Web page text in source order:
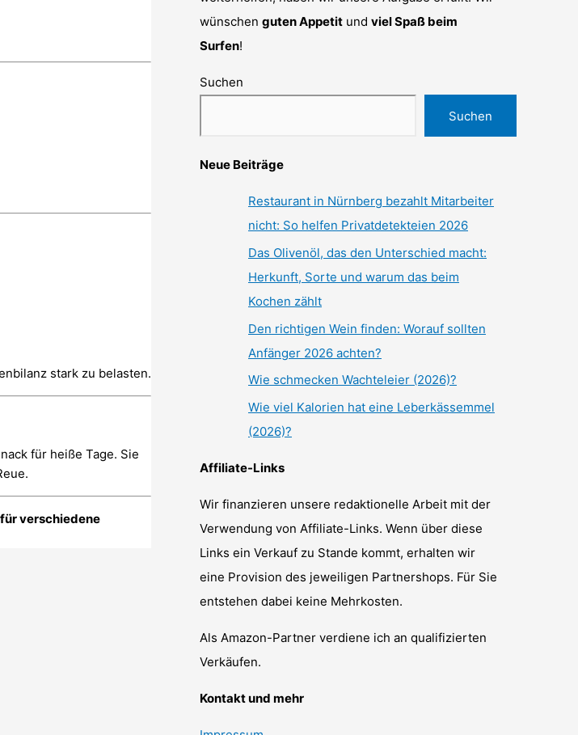
stark zu belasten.
für heiße Tage. Sie
verschiedene
wünschen guten Appetit und viel Spaß beim
Surfen!
Suchen
Suchen
Neue Beiträge
Restaurant in Nürnberg bezahlt Mitarbeiter
nicht: So helfen Privatdetekteien 2026
Das Olivenöl, das den Unterschied macht:
Herkunft, Sorte und warum das beim
Kochen zählt
Den richtigen Wein finden: Worauf sollten
Anfänger 2026 achten?
Wie schmecken Wachteleier (2026)?
Wie viel Kalorien hat eine Leberkässemmel
(2026)?
Affiliate-Links
Wir finanzieren unsere redaktionelle Arbeit mit der
Verwendung von Affiliate-Links. Wenn über diese
Links ein Verkauf zu Stande kommt, erhalten wir
eine Provision des jeweiligen Partnershops. Für Sie
entstehen dabei keine Mehrkosten.
Als Amazon-Partner verdiene ich an qualifizierten
Verkäufen.
Kontakt und mehr